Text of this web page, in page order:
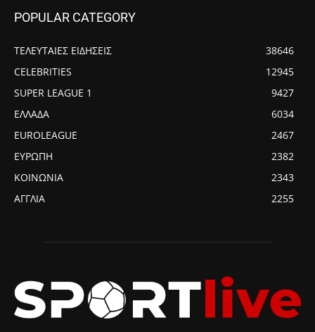
POPULAR CATEGORY
ΤΕΛΕΥΤΑΙΕΣ ΕΙΔΗΣΕΙΣ
38646
CELEBRITIES
12945
SUPER LEAGUE 1
9427
ΕΛΛΑΔΑ
6034
EUROLEAGUE
2467
ΕΥΡΩΠΗ
2382
ΚΟΙΝΩΝΙΑ
2343
ΑΓΓΛΙΑ
2255